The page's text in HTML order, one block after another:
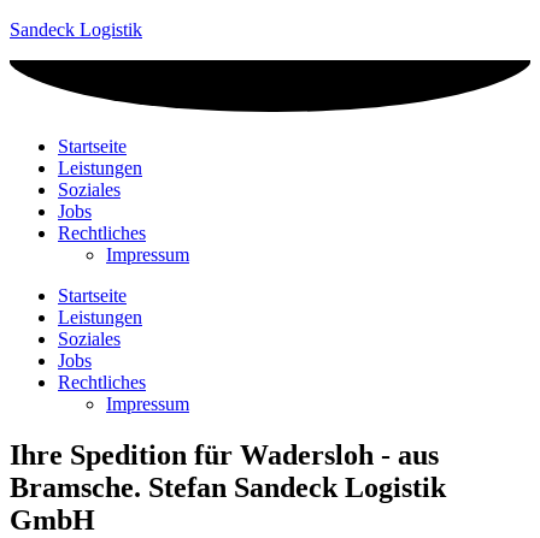
Sandeck Logistik
Startseite
Leistungen
Soziales
Jobs
Rechtliches
Impressum
Startseite
Leistungen
Soziales
Jobs
Rechtliches
Impressum
Ihre Spedition für Wadersloh - aus
Bramsche. Stefan Sandeck Logistik
GmbH